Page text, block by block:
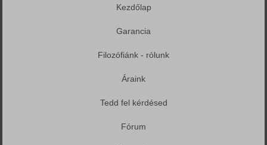
Kezdőlap
Garancia
Filozófiánk - rólunk
Áraink
Tedd fel kérdésed
Fórum